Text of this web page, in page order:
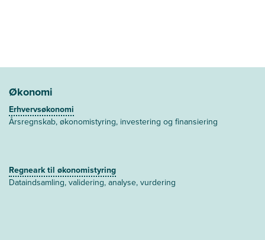
Økonomi
Erhvervsøkonomi
Årsregnskab, økonomistyring, investering og finansiering
Regneark til økonomistyring
Dataindsamling, validering, analyse, vurdering